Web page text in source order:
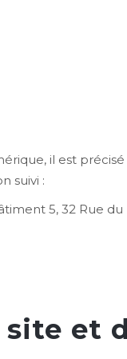
il est
suivi :
5, 32 Rue
et